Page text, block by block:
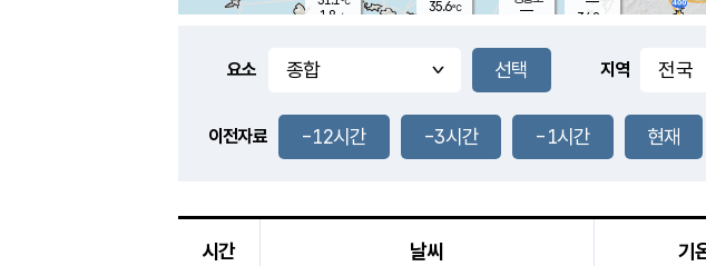
풍도
2.3m/s
35.6℃
34.6
34.8
-
1.8 m/s
요소 지역
이전자료 -12시간 -3시간 -1시간 현재
시간 날씨 기